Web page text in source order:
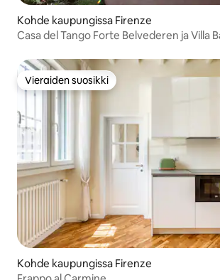
Kohde kaupungissa Firenze
Casa del Tango Forte Belvederen ja Villa
Vieraiden suosikki
Vieraiden suosikki
Kohde kaupungissa Firenze